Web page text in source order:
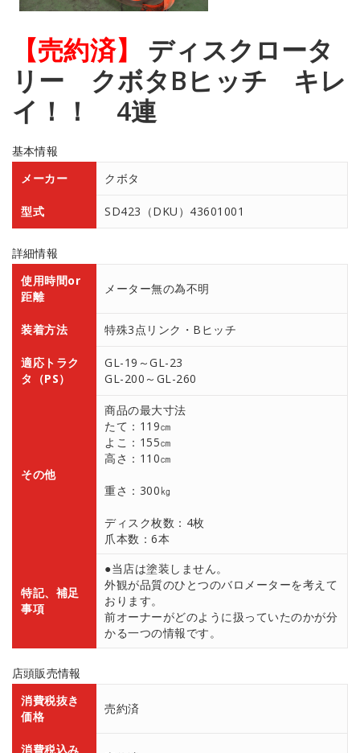
【売約済】
ディスクロータ
リー クボタBヒッチ キレ
イ！！ 4連
基本情報
メーカー
クボタ
型式 SD423（DKU）43601001
詳細情報
使用時間or
距離
メーター無の為不明
装着方法 特殊3点リンク・Bヒッチ
適応トラク
タ（PS）
GL-19～GL-23
GL-200～GL-260
その他
商品の最大寸法
たて：119㎝
よこ：155㎝
高さ：110㎝
重さ：300㎏
ディスク枚数：4枚
爪本数：6本
特記、補足
事項
●当店は塗装しません。
外観が品質のひとつのバロメーターを考えて
おります。
前オーナーがどのように扱っていたのかが分
かる一つの情報です。
店頭販売情報
消費税抜き
価格
売約済
消費税込み